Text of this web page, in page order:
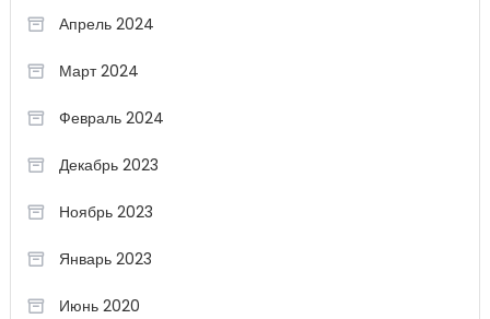
Апрель 2024
Март 2024
Февраль 2024
Декабрь 2023
Ноябрь 2023
Январь 2023
Июнь 2020